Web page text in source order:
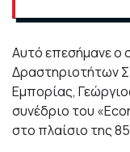
Αυτό επεσήμανε ο
Δραστηριοτήτων
Εμπορίας,
συνέδριο του
στο πλαίσιο της